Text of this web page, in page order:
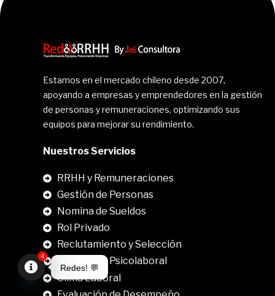
Estamos en el mercado chileno desde 2007,
apoyando a empresas y emprendedores en la gestión
de personas y remuneraciones, optimizando sus
equipos para mejorar su rendimiento.
Nuestros Servicios
RRHH y Remuneraciones
Gestión de Personas
Nomina de Sueldos
Rol Privado
Reclutamiento y Selección
Evaluación Psicolaboral
Clima Laboral
Redes! 💬
4